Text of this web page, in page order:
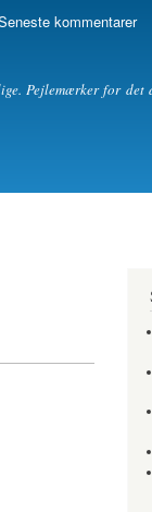
kommentarer
Pejlemærker for